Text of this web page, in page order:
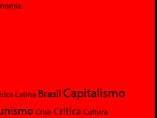
Latina Brasil Capitalismo
Crise Crítica Cultura